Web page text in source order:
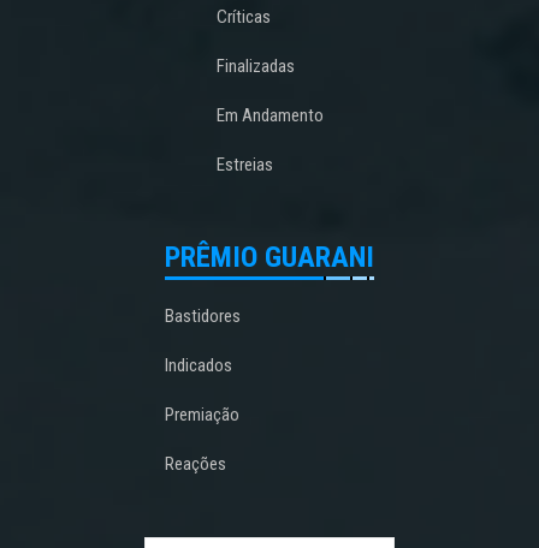
Críticas
Finalizadas
Em Andamento
Estreias
PRÊMIO GUARANI
Bastidores
Indicados
Premiação
Reações